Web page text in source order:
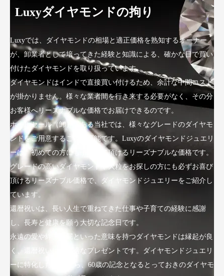
Luxyダイヤモンドの拘り
Luxyでは、ダイヤモンドの相場と適正価格を熟知するオーナー
が、卸業者として培ってきた経験と知識による、確かな目で買い
付けたダイヤモンドを取り扱っています。
ダイヤモンドはインドで直接買い付けるため、余計な中間コスト
が掛かりません。様々な業者間を行き来する必要がなく、その分
お客様へリーズナブルな価格でお届けできるのです。
ホールセール（卸）である当社では、様々なグレードのダイヤモ
ンドをご用意することが可能です。Luxyのダイヤモンドジュエリ
ーは、初めての方にも手にして頂けるリーズナブルな価格です。
グレードの高いダイヤモンドや大粒をお探しの方にも必ずお喜び
頂けるリーズナブル価格で、ダイヤモンドジュエリーをご紹介し
ています。
還暦祝いは、長い人生で重ねてきた仕事や子育ての経験に感謝
し、長寿と健康を願う大切な記念日です。
永遠の愛や絆、不屈といった意味を持つダイヤモンドは縁起が良
く、還暦祝いにも最適なプレゼントです。ダイヤモンドジュエリ
ーに特化したLuxyなら、60歳の記念となるとっておきのダイヤモ